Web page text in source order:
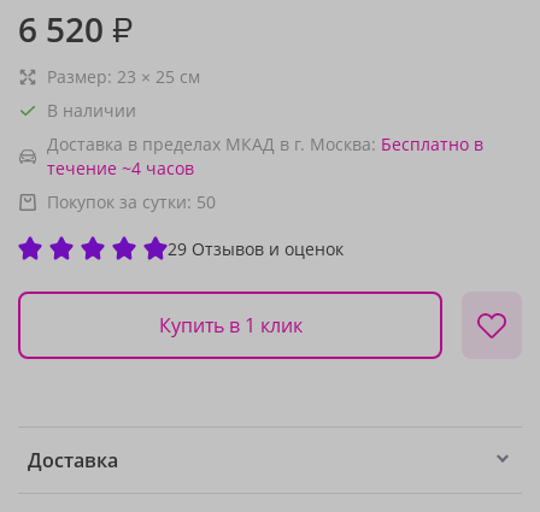
6 520 ₽
Размер: 23 × 25 см
В наличии
Доставка в пределах МКАД в г. Москва: Бесплатно в
течение ~4 часов
Покупок за сутки: 50
29 Отзывов и оценок
Купить в 1 клик
Доставка